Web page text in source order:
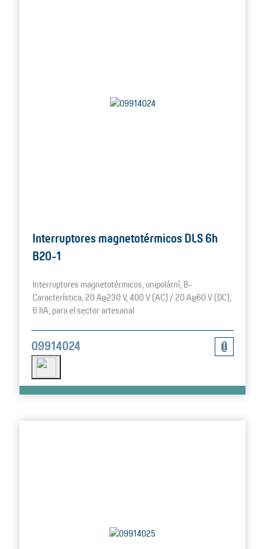
Interruptores magnetotérmicos DLS 6h
B20-1
Interruptores magnetotérmicos, unipolární, B-
Característica, 20 A@230 V, 400 V (AC) / 20 A@60 V (DC),
6 kA, para el sector artesanal
09914024